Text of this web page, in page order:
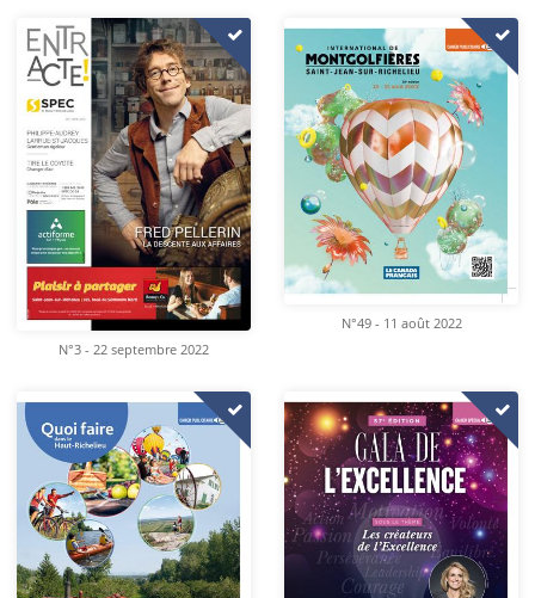
N°3 - 22 septembre 2022
N°49 - 11 août 2022